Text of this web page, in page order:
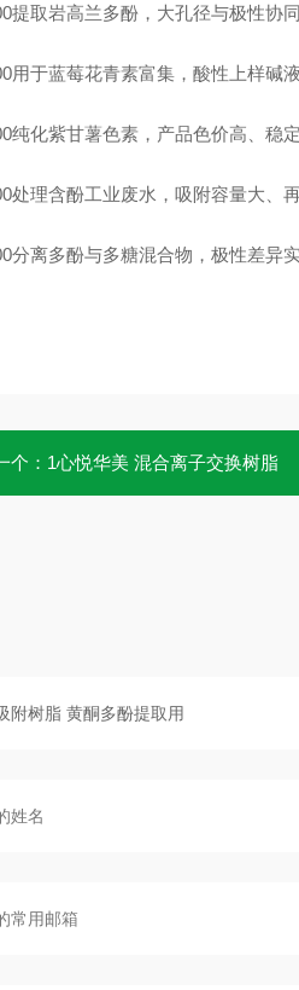
提取岩高兰多酚，大孔径与极性协
用于蓝莓花青素富集，酸性上样碱
纯化紫甘薯色素，产品色价高、稳
处理含酚工业废水，吸附容量大、
分离多酚与多糖混合物，极性差异
个： 1心悦华美 混合离子交换树脂